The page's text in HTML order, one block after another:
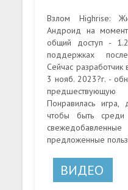
Взлом Highrise:
Андроид на
общий доступ -
поддержках
Сейчас
3 нояб. 2023?г. -
Понравилась игра,
чтобы быть среди
предложенные
ВИДЕО